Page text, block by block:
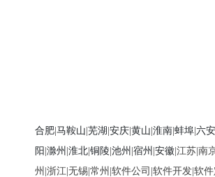
合肥马鞍山 芜湖 安庆黄山 淮南蚌埠六安
阳 滁州 淮北铜陵 池州 宿州 安徽 江苏 南
州 浙江 无锡 常州 软件公司 软件开发 软